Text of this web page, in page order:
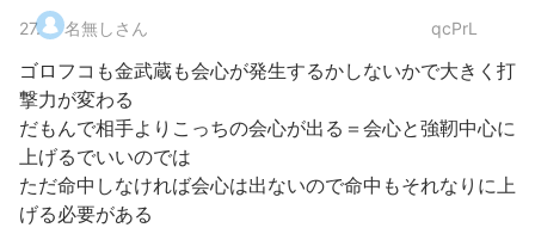
27. 名無しさん qcPrL
ゴロフコも金武蔵も会心が発生するかしないかで大きく打
撃力が変わる
だもんで相手よりこっちの会心が出る＝会心と強靭中心に
上げるでいいのでは
ただ命中しなければ会心は出ないので命中もそれなりに上
げる必要がある